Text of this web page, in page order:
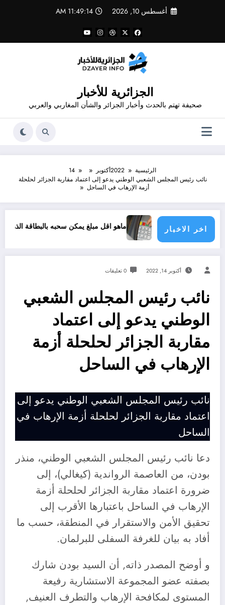
أغسطس 10, 2026 11:49:14 AM
الجزائرية للأخبار
صحيفة تهتم بالحدث وأخبار الجزائر والشأن المغاربي والعربي
الرئيسية 2022أكتوبر
14
نائب رئيس المجلس الشعبي الوطني يدعو إلى اعتماد مقاربة الجزائر لحلحلة
أزمة الإرهاب في الساحل
اخر الاخبارالآلي ماهو اقل مبلغ يمكن سحبه بالبطاقة الذهبية
أكتوبر 14, 2022 0 تعليقات
نائب رئيس المجلس الشعبي
الوطني يدعو إلى اعتماد
مقاربة الجزائر لحلحلة أزمة
الإرهاب في الساحل
نائب رئيس المجلس الشعبي الوطني يدعو إلى
اعتماد مقاربة الجزائر لحلحلة أزمة الإرهاب في
الساحل
دعا نائب رئيس المجلس الشعبي الوطني، منذر
بودن، من العاصمة الرواندية (كيغالي)، إلى
ضرورة اعتماد مقاربة الجزائر لحلحلة أزمة
الإرهاب في الساحل باعتبارها الأقرب إلى
تحقيق الأمن والاستقرار في المنطقة، حسب ما
أفاد به بيان للغرفة السفلى للبرلمان.
و أوضح المصدر ذاته, أن السيد بودن شارك
بصفته عضو المجموعة الاستشارية رفيعة
المستوى لمكافحة الإرهاب والتطرف العنيف,